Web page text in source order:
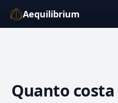
Aequilibrium
Quanto costa